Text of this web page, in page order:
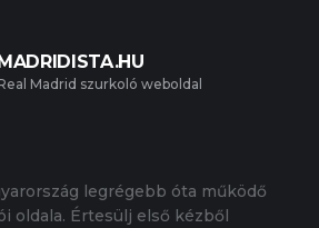
Madrid szurkoló weboldal
legrégebb óta működő
oldala. Értesülj első kézből